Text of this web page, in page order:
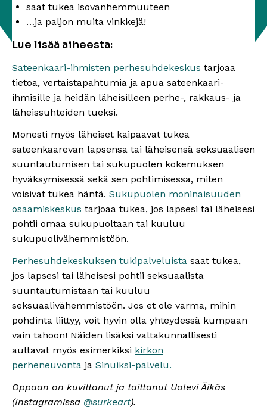
saat tukea isovanhemmuuteen
…ja paljon muita vinkkejä!
Lue lisää aiheesta:
Sateenkaari-ihmisten perhesuhdekeskus tarjoaa
tietoa, vertaistapahtumia ja apua sateenkaari-
ihmisille ja heidän läheisilleen perhe-, rakkaus- ja
läheissuhteiden tueksi.
Monesti myös läheiset kaipaavat tukea
sateenkaarevan lapsensa tai läheisensä seksuaalisen
suuntautumisen tai sukupuolen kokemuksen
hyväksymisessä sekä sen pohtimisessa, miten
voisivat tukea häntä. Sukupuolen moninaisuuden
osaamiskeskus tarjoaa tukea, jos lapsesi tai läheisesi
pohtii omaa sukupuoltaan tai kuuluu
sukupuolivähemmistöön.
Perhesuhdekeskuksen tukipalveluista saat tukea,
jos lapsesi tai läheisesi pohtii seksuaalista
suuntautumistaan tai kuuluu
seksuaalivähemmistöön. Jos et ole varma, mihin
pohdinta liittyy, voit hyvin olla yhteydessä kumpaan
vain tahoon! Näiden lisäksi valtakunnallisesti
auttavat myös esimerkiksi kirkon
perheneuvonta ja Sinuiksi-palvelu.
Oppaan on kuvittanut ja taittanut Uolevi Äikäs
(Instagramissa @surkeart).